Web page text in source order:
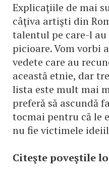
Explicaţiile de mai
câţiva artişti din
talentul pe care-l
picioare. Vom vorbi
vedete care au
această etnie, dar
lista este mult mai
preferă să ascundă
tocmai pentru că le
nu fie victimele
Citeşte poveştile